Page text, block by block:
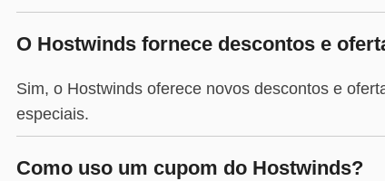
O Hostwinds fornece descontos e
Sim, o Hostwinds oferece novos descontos e
especiais.
Como uso um cupom do Hostwinds?